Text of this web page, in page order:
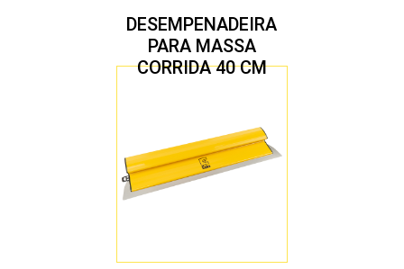
DESEMPENADEIRA
PARA MASSA
CORRIDA 40 CM